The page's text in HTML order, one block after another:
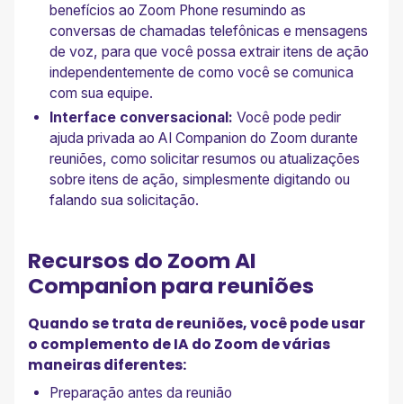
benefícios ao Zoom Phone resumindo as
conversas de chamadas telefônicas e mensagens
de voz, para que você possa extrair itens de ação
independentemente de como você se comunica
com sua equipe.
Interface conversacional:Você pode pedir
ajuda privada ao AI Companion do Zoom durante
reuniões, como solicitar resumos ou atualizações
sobre itens de ação, simplesmente digitando ou
falando sua solicitação.
Recursos do Zoom AI
Companion para reuniões
Quando se trata de reuniões, você pode usar
o complemento de IA do Zoom de várias
maneiras diferentes:
Preparação antes da reunião